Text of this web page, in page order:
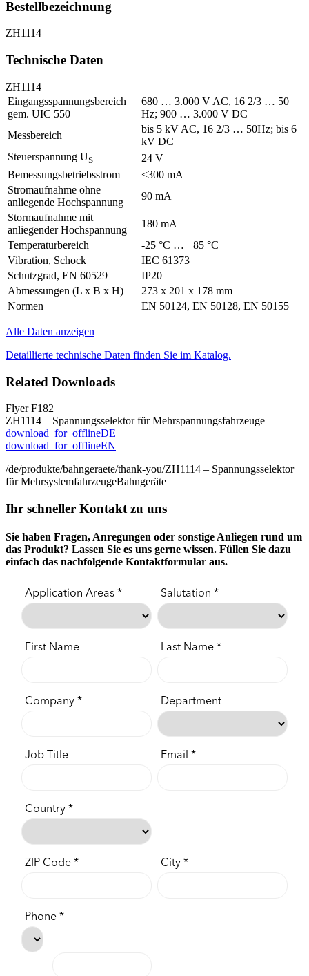
Bestellbezeichnung
ZH1114
Technische Daten
ZH1114
Eingangsspannungsbereich
gem. UIC 550
680 … 3.000 V AC, 16 2/3 … 50
Hz; 900 … 3.000 V DC
Messbereich
bis 5 kV AC, 16 2/3 … 50Hz; bis 6
kV DC
Steuerspannung US
24 V
Bemessungsbetriebsstrom
<300 mA
Stromaufnahme ohne
anliegende Hochspannung
90 mA
Stormaufnahme mit
anliegender Hochspannung
180 mA
Temperaturbereich
-25 °C … +85 °C
Vibration, Schock
IEC 61373
Schutzgrad, EN 60529
IP20
Abmessungen (L x B x H)
273 x 201 x 178 mm
Normen
EN 50124, EN 50128, EN 50155
Alle Daten anzeigen
Detaillierte technische Daten finden Sie im Katalog.
Related Downloads
Flyer F182
ZH1114 – Spannungsselektor für Mehrspannungsfahrzeuge
download_for_offlineDE
download_for_offlineEN
/de/produkte/bahngeraete/thank-you/ZH1114 – Spannungsselektor
für MehrsystemfahrzeugeBahngeräte
Ihr schneller Kontakt zu uns
Sie haben Fragen, Anregungen oder sonstige Anliegen rund um
das Produkt? Lassen Sie es uns gerne wissen. Füllen Sie dazu
einfach das nachfolgende Kontaktformular aus.